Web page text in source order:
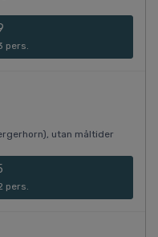
pers.
utan måltider
pers.